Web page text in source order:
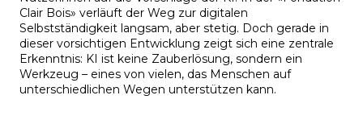
Clair Bois» verläuft der Weg zur digitalen
Selbstständigkeit langsam, aber stetig. Doch gerade in
dieser vorsichtigen Entwicklung zeigt sich eine zentrale
Erkenntnis: KI ist keine Zauberlösung, sondern ein
Werkzeug – eines von vielen, das Menschen auf
unterschiedlichen Wegen unterstützen kann.